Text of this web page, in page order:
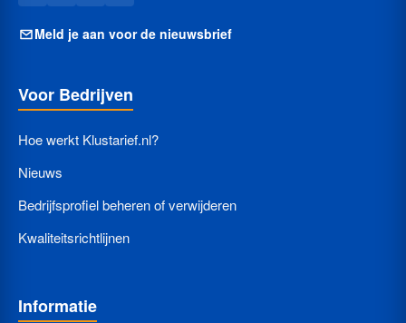
Meld je aan voor de nieuwsbrief
Voor Bedrijven
Hoe werkt Klustarief.nl?
Nieuws
Bedrijfsprofiel beheren of verwijderen
Kwaliteitsrichtlijnen
Informatie